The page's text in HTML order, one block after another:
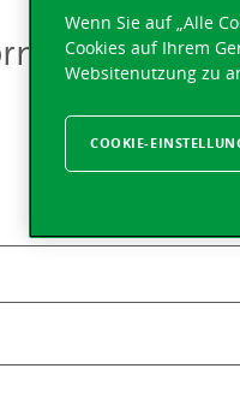
Wenn Sie auf „Alle
Cookies auf Ihrem
Websitenutzung zu
COOKIE-